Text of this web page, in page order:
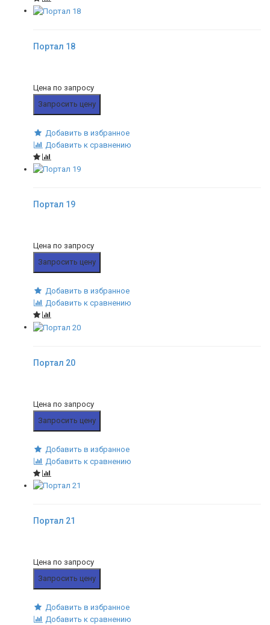
Портал 18
Цена по запросу
Запросить цену
Добавить в избранное
Добавить к сравнению
Портал 19
Цена по запросу
Запросить цену
Добавить в избранное
Добавить к сравнению
Портал 20
Цена по запросу
Запросить цену
Добавить в избранное
Добавить к сравнению
Портал 21
Цена по запросу
Запросить цену
Добавить в избранное
Добавить к сравнению